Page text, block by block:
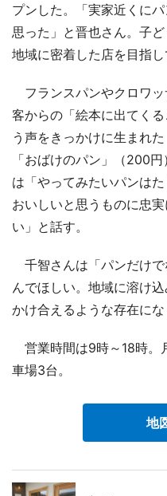
プンした。「実家近くに
思った」と晋也さん。子
地域に密着した店を目指し
フランスパンやクロワ
客からの「絵本に出てく
う声をきっかけに生まれ
「おばけのパン」（200
は「やってみたいパンは
おいしいと思うものに忠
い」と話す。
千智さんは「パンだけ
んでほしい。地域に溶け
かけ合えるような存在にな
営業時間は9時～18時。
車場3台。
地